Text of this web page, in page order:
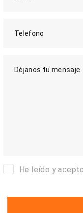
Telefono
Déjanos tu mensaje
He leído y